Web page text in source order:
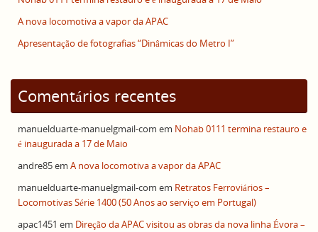
A nova locomotiva a vapor da APAC
Apresentação de fotografias “Dinâmicas do Metro I”
Comentários recentes
manuelduarte-manuelgmail-com em Nohab 0111 termina restauro e
é inaugurada a 17 de Maio
andre85em A nova locomotiva a vapor da APAC
manuelduarte-manuelgmail-com em Retratos Ferroviários –
Locomotivas Série 1400 (50 Anos ao serviço em Portugal)
apac1451 em Direção da APAC visitou as obras da nova linha Évora –